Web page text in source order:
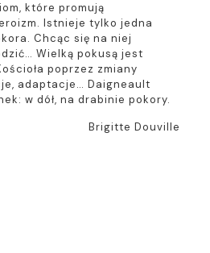
które promują
Istnieje tylko jedna
Chcąc się na niej
Wielką pokusą jest
poprzez zmiany
adaptacje… Daigneault
w dół, na drabinie pokory.
Brigitte Douville